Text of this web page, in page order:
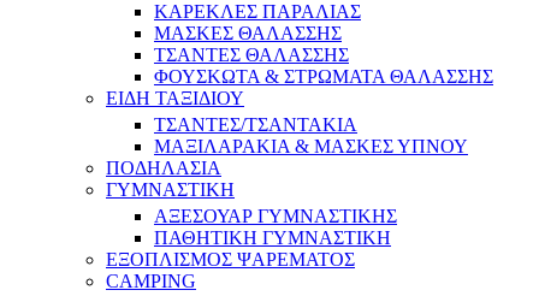
ΚΑΡΕΚΛΕΣ ΠΑΡΑΛΙΑΣ
ΜΑΣΚΕΣ ΘΑΛΑΣΣΗΣ
ΤΣΑΝΤΕΣ ΘΑΛΑΣΣΗΣ
ΦΟΥΣΚΩΤΑ & ΣΤΡΩΜΑΤΑ ΘΑΛΑΣΣΗΣ
ΕΙΔΗ ΤΑΞΙΔΙΟΥ
ΤΣΑΝΤΕΣ/ΤΣΑΝΤΑΚΙΑ
ΜΑΞΙΛΑΡΑΚΙΑ & ΜΑΣΚΕΣ ΥΠΝΟΥ
ΠΟΔΗΛΑΣΙΑ
ΓΥΜΝΑΣΤΙΚΗ
ΑΞΕΣΟΥΑΡ ΓΥΜΝΑΣΤΙΚΗΣ
ΠΑΘΗΤΙΚΗ ΓΥΜΝΑΣΤΙΚΗ
ΕΞΟΠΛΙΣΜΟΣ ΨΑΡΕΜΑΤΟΣ
CAMPING